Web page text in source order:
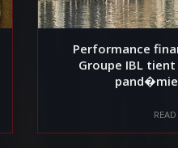
Performance
Groupe IBL